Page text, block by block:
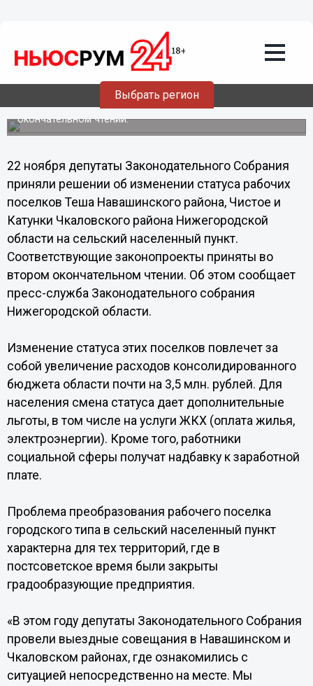
Выбрать регион
Изменен статус трех рабочих поселков
Нижегородской области: Тёша, Чистое
и Катунки
Соответствующие законопроекты приняты во втором
окончательном чтении.
22 ноября депутаты Законодательного Собрания
приняли решении об изменении статуса рабочих
поселков Теша Навашинского района, Чистое и
Катунки Чкаловского района Нижегородской
области на сельский населенный пункт.
Соответствующие законопроекты приняты во
втором окончательном чтении. Об этом сообщает
пресс-служба Законодательного собрания
Нижегородской области.
Изменение статуса этих поселков повлечет за
собой увеличение расходов консолидированного
бюджета области почти на 3,5 млн. рублей. Для
населения смена статуса дает дополнительные
льготы, в том числе на услуги ЖКХ (оплата жилья,
электроэнергии). Кроме того, работники
социальной сферы получат надбавку к заработной
плате.
Проблема преобразования рабочего поселка
городского типа в сельский населенный пункт
характерна для тех территорий, где в
постсоветское время были закрыты
градообразующие предприятия.
«В этом году депутаты Законодательного Собрания
провели выездные совещания в Навашинском и
Чкаловском районах, где ознакомились с
ситуацией непосредственно на месте. Мы